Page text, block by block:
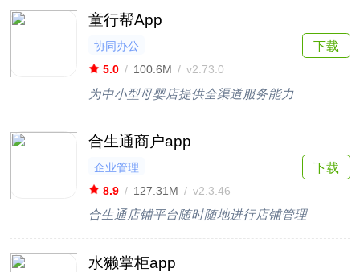
童行帮App
协同办公
5.0 / 100.6M / v2.73.0
为中小型母婴店提供全渠道服务能力
下载
合生通商户app
企业管理
8.9 / 127.31M / v2.3.46
合生通店铺平台随时随地进行店铺管理
下载
水獭掌柜app